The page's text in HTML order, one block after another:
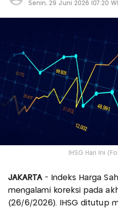
Senin, 29 Juni 2026 |07:20
IHSG Hari Ini
JAKARTA- Indeks Harga
mengalami koreksi pada
(26/6/2026). IHSG ditutup